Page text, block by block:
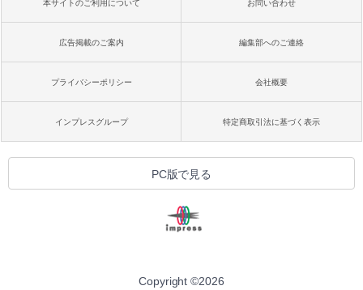
本サイトのご利用について お問い合わせ
広告掲載のご案内 編集部へのご連絡
プライバシーポリシー 会社概要
インプレスグループ 特定商取引法に基づく表示
PC版で見る
Copyright ©2026